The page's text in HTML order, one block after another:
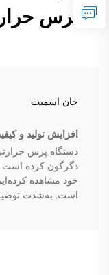
پرس
جان اسمیت
افزایش تولید و
دستگاه پرس حرارتی
دگرگون کرده است.
خود مشاهده
است. به‌شدت